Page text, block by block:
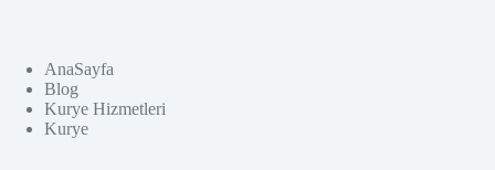
AnaSayfa
Blog
Kurye Hizmetleri
Kurye